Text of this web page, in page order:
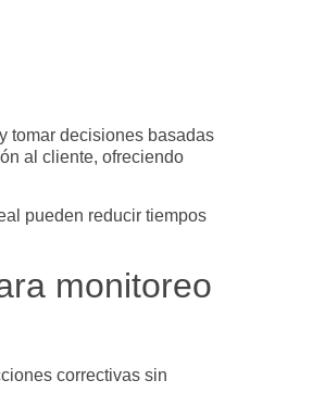
tomar decisiones basadas
al cliente, ofreciendo
pueden reducir tiempos
monitoreo
correctivas sin